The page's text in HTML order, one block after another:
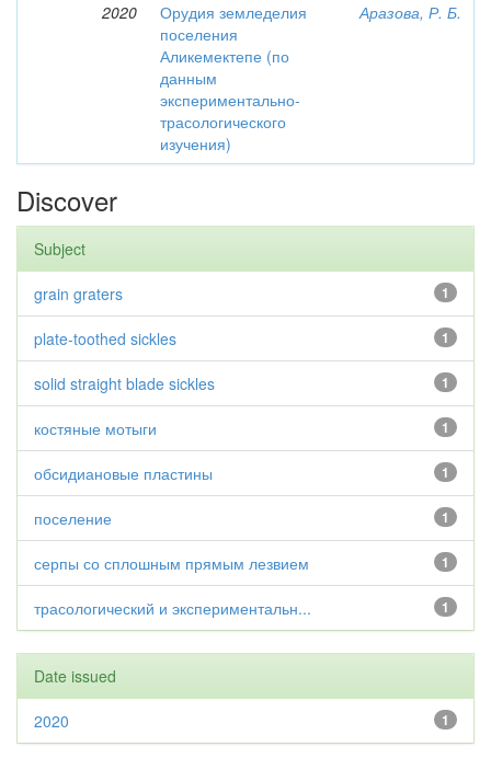
2020
Орудия земледелия
поселения
Аликемектепе (по
данным
экспериментально-
трасологического
изучения)
Аразова, Р. Б.
Discover
Subject
1
grain graters
1
plate-toothed sickles
1
solid straight blade sickles
1
костяные мотыги
1
обсидиановые пластины
1
поселение
1
серпы со сплошным прямым лезвием
1
трасологический и экспериментальн...
Date issued
1
2020